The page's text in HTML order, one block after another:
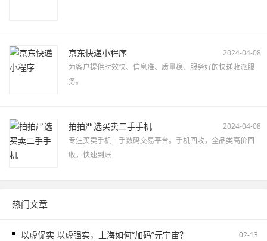
京东快递小程序
2024-04-08
为客户提供时效快、信息准、质量稳、服务好的快递收派服
务。
拍拍严选买卖二手手机
2024-04-08
专注买卖手机二手数码交易平台。手机回收，全品类高价回
收，快速到账
热门文章
以虚促实 以虚强实，上海如何“加码”元宇宙？ 02-13